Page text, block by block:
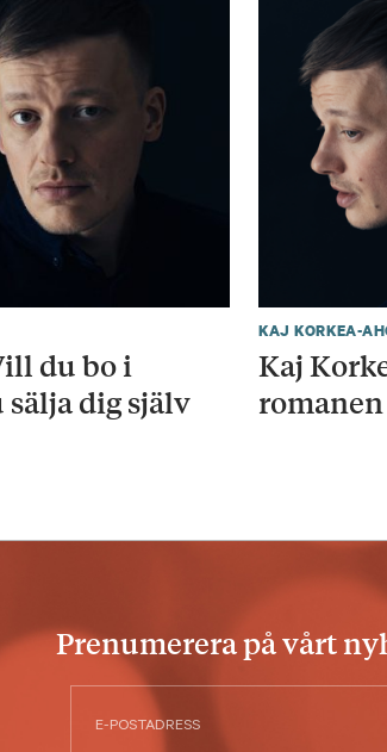
du bo i
dig själv
KAJ KORKEA-
Kaj
Prenumerera på vårt